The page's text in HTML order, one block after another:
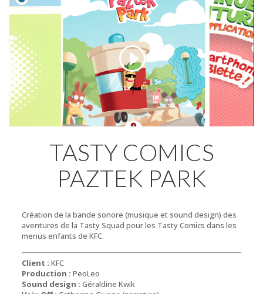
TASTY COMICS
PAZTEK PARK
Création de la bande sonore (musique et sound design) des
aventures de la Tasty Squad pour les Tasty Comics dans les
menus enfants de KFC.
Client : KFC
Production : PeoLeo
Sound design : Géraldine Kwik